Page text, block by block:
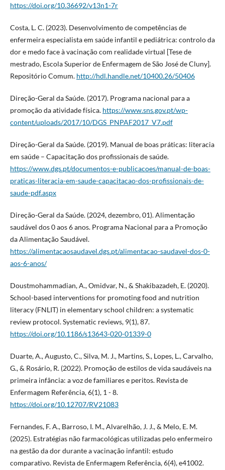
https://doi.org/10.36692/v13n1-7r
Costa, L. C. (2023). Desenvolvimento de competências de
enfermeira especialista em saúde infantil e pediátrica: controlo da
dor e medo face à vacinação com realidade virtual [Tese de
mestrado, Escola Superior de Enfermagem de São José de Cluny].
Repositório Comum. http://hdl.handle.net/10400.26/50406
Direção-Geral da Saúde. (2017). Programa nacional para a
promoção da atividade física. https://www.sns.gov.pt/wp-
content/uploads/2017/10/DGS_PNPAF2017_V7.pdf
Direção-Geral da Saúde. (2019). Manual de boas práticas: literacia
em saúde – Capacitação dos profissionais de saúde.
https://www.dgs.pt/documentos-e-publicacoes/manual-de-boas-
praticas-literacia-em-saude-capacitacao-dos-profissionais-de-
saude-pdf.aspx
Direção-Geral da Saúde. (2024, dezembro, 01). Alimentação
saudável dos 0 aos 6 anos. Programa Nacional para a Promoção
da Alimentação Saudável.
https://alimentacaosaudavel.dgs.pt/alimentacao-saudavel-dos-0-
aos-6-anos/
Doustmohammadian, A., Omidvar, N., & Shakibazadeh, E. (2020).
School-based interventions for promoting food and nutrition
literacy (FNLIT) in elementary school children: a systematic
review protocol. Systematic reviews, 9(1), 87.
https://doi.org/10.1186/s13643-020-01339-0
Duarte, A., Augusto, C., Silva, M. J., Martins, S., Lopes, L., Carvalho,
G., & Rosário, R. (2022). Promoção de estilos de vida saudáveis na
primeira infância: a voz de familiares e peritos. Revista de
Enfermagem Referência, 6(1), 1 - 8.
https://doi.org/10.12707/RV21083
Fernandes, F. A., Barroso, I. M., Alvarelhão, J. J., & Melo, E. M.
(2025). Estratégias não farmacológicas utilizadas pelo enfermeiro
na gestão da dor durante a vacinação infantil: estudo
comparativo. Revista de Enfermagem Referência, 6(4), e41002.